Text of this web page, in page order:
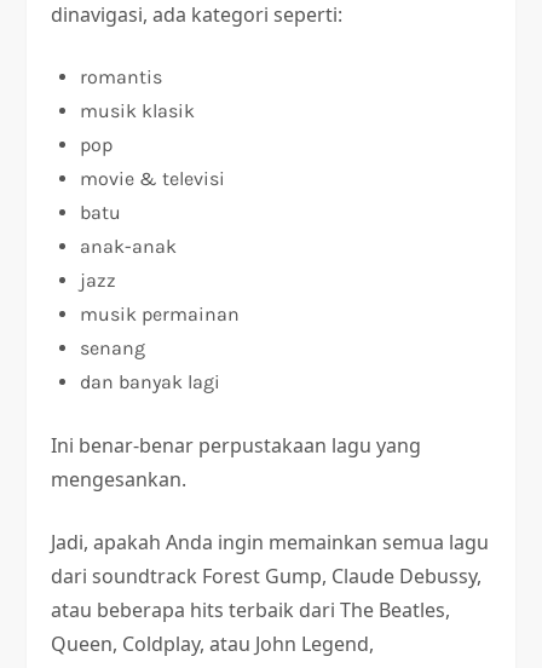
dinavigasi, ada kategori seperti:
romantis
musik klasik
pop
movie & televisi
batu
anak-anak
jazz
musik permainan
senang
dan banyak lagi
Ini benar-benar perpustakaan lagu yang
mengesankan.
Jadi, apakah Anda ingin memainkan semua lagu
dari soundtrack Forest Gump, Claude Debussy,
atau beberapa hits terbaik dari The Beatles,
Queen, Coldplay, atau John Legend,